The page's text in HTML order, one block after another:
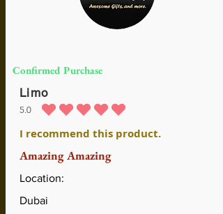
Confirmed Purchase
Limo
5.0
la calificación promedio es 5 de 5
I recommend this product.
Amazing Amazing
Location:
Dubai